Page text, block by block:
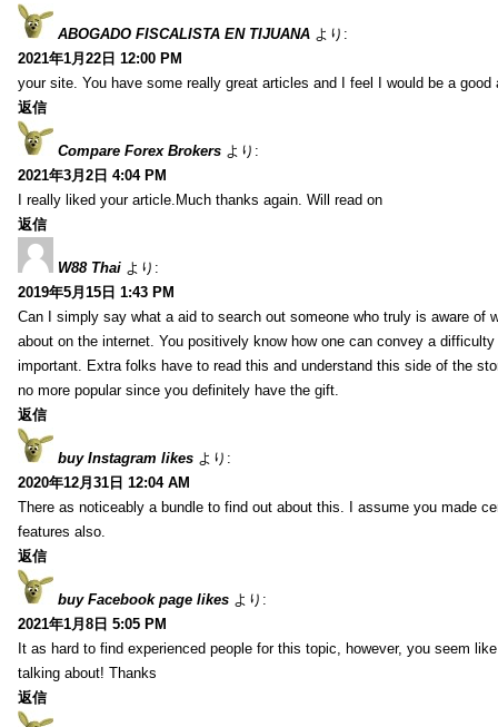
ABOGADO FISCALISTA EN TIJUANA より:
2021年1月22日 12:00 PM
your site. You have some really great articles and I feel I would be a good
返信
Compare Forex Brokers より:
2021年3月2日 4:04 PM
I really liked your article.Much thanks again. Will read on
返信
W88 Thai より:
2019年5月15日 1:43 PM
Can I simply say what a aid to search out someone who truly is aware of
about on the internet. You positively know how one can convey a
important. Extra folks have to read this and understand this side of the
no more popular since you definitely have the gift.
返信
buy Instagram likes より:
2020年12月31日 12:04 AM
There as noticeably a bundle to find out about this. I assume you made
features also.
返信
buy Facebook page likes より:
2021年1月8日 5:05 PM
It as hard to find experienced people for this topic, however, you seem
talking about! Thanks
返信